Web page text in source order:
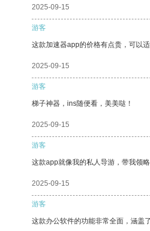
2025-09-15
游客
这款加速器app的价格有点贵，可以
2025-09-15
游客
梯子神器，ins随便看，美美哒！
2025-09-15
游客
这款app就像我的私人导游，带我领略
2025-09-15
游客
这款办公软件的功能非常全面，涵盖